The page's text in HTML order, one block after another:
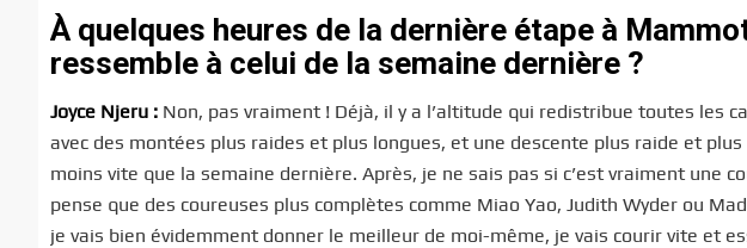
À quelques heures de la dernière étape à
ressemble à celui de la semaine dernière ?
Joyce Njeru : Non, pas vraiment ! Déjà, il y a l’altitude qui redistribue toutes les
avec des montées plus raides et plus longues, et une descente plus raide et
moins vite que la semaine dernière. Après, je ne sais pas si c’est vraiment une
pense que des coureuses plus complètes comme Miao Yao, Judith Wyder ou
je vais bien évidemment donner le meilleur de moi-même, je vais courir vite et